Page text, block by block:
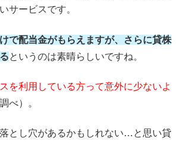
サービスです。
で配当金がもらえますが、さらに貸株
というのは素晴らしいですね。
を利用している方って意外に少ないよ
べ）。
とし穴があるかもしれない…と思い貸